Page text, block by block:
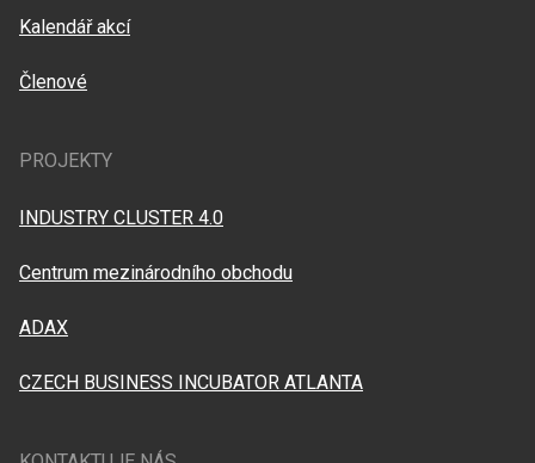
Kalendář akcí
Členové
PROJEKTY
INDUSTRY CLUSTER 4.0
Centrum mezinárodního obchodu
ADAX
CZECH BUSINESS INCUBATOR ATLANTA